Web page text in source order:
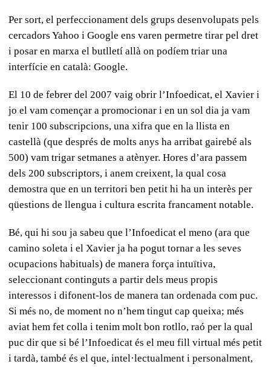
Per sort, el perfeccionament dels grups desenvolupats pels
cercadors Yahoo i Google ens varen permetre tirar pel dret
i posar en marxa el butlletí allà on podíem triar una
interfície en català: Google.
El 10 de febrer del 2007 vaig obrir l’Infoedicat, el Xavier i
jo el vam començar a promocionar i en un sol dia ja vam
tenir 100 subscripcions, una xifra que en la llista en
castellà (que després de molts anys ha arribat gairebé als
500) vam trigar setmanes a atènyer. Hores d’ara passem
dels 200 subscriptors, i anem creixent, la qual cosa
demostra que en un territori ben petit hi ha un interès per
qüestions de llengua i cultura escrita francament notable.
Bé, qui hi sou ja sabeu que l’Infoedicat el meno (ara que
camino soleta i el Xavier ja ha pogut tornar a les seves
ocupacions habituals) de manera força intuïtiva,
seleccionant continguts a partir dels meus propis
interessos i difonent-los de manera tan ordenada com puc.
Si més no, de moment no n’hem tingut cap queixa; més
aviat hem fet colla i tenim molt bon rotllo, raó per la qual
puc dir que si bé l’Infoedicat és el meu fill virtual més petit
i tardà, també és el que, intel·lectualment i personalment,